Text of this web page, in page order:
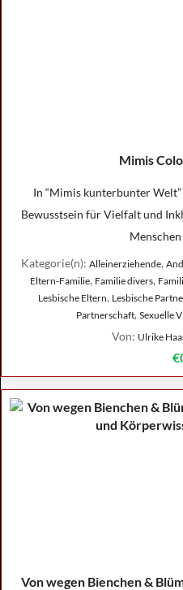
Mimis
In “Mimis kunterbunter
Bewusstsein für Vielfalt und
Kategorie(n): Alleinerziehende,
Eltern-Familie, Familie divers,
Lesbische Eltern, Lesbische
Partnerschaft, Sexuelle
Von: Ulrike
Von wegen Bienchen &